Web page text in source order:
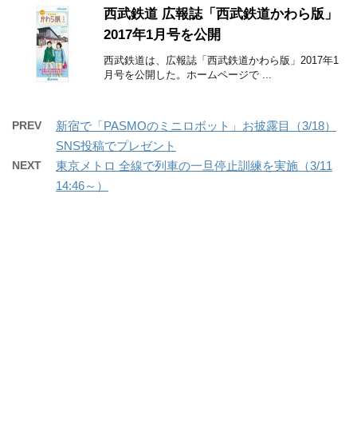
西武鉄道 広報誌「西武鉄道かわら版」
2017年1月号を公開
西武鉄道は、広報誌「西武鉄道かわら版」2017年1
月号を公開した。ホームページで ...
PREV
新宿で「PASMOのミニロボット」お披露目（3/18）
SNS投稿でプレゼント
NEXT
東京メトロ 全線で列車の一旦停止訓練を実施（3/11
14:46～）